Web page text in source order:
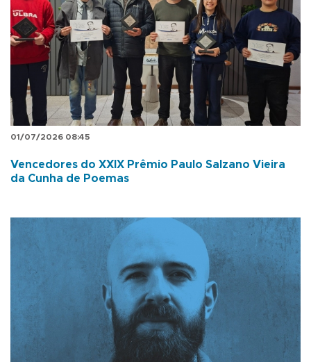
01/07/2026 08:45
Vencedores do XXIX Prêmio Paulo Salzano Vieira
da Cunha de Poemas